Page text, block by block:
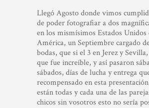
Llegó Agosto donde vimos
de poder fotografiar a dos
en los mismísimos Estados Unidos
América, un Septiembre cargado
bodas, que si el 3 en Jerez y
que fue increíble, y así pasaron
sábados, días de lucha y entrega
recompensado en esta
están todas y cada una de las
chicos sin vosotros esto no sería